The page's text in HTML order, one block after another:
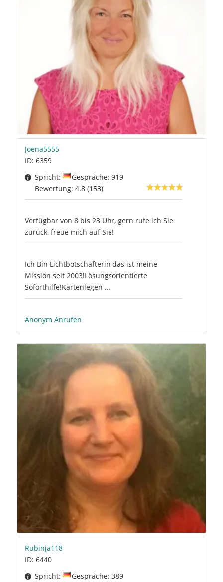
Joena5555
ID: 6359
Spricht:
Gespräche: 919
Bewertung: 4.8 (153)
Verfügbar von 8 bis 23 Uhr, gern rufe ich Sie
zurück, freue mich auf Sie!
Ich Bin Lichtbotschafterin das ist meine
Mission seit 2003!Lösungsorientierte
Soforthilfe!Kartenlegen ...
Anonym Anrufen
Rubinja118
ID: 6440
Spricht:
Gespräche: 389